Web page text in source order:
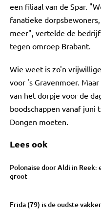
een filiaal van de Spar.
fanatieke
meer", vertelde de
tegen omroep Brabant.
Wie weet is zo'n
voor 's Gravenmoer.
van het dorpje voor de
boodschappen vanaf juni
Dongen moeten.
Lees ook
Polonaise door Aldi in Reek:
groot
Frida (79) is de oudste